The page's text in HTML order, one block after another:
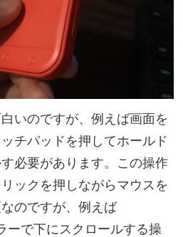
いのですが、例えば画面を
チパッドを押してホールド
必要があります。この操作
ックを押しながらマウスを
のですが、例えば
ーで下にスクロールする操